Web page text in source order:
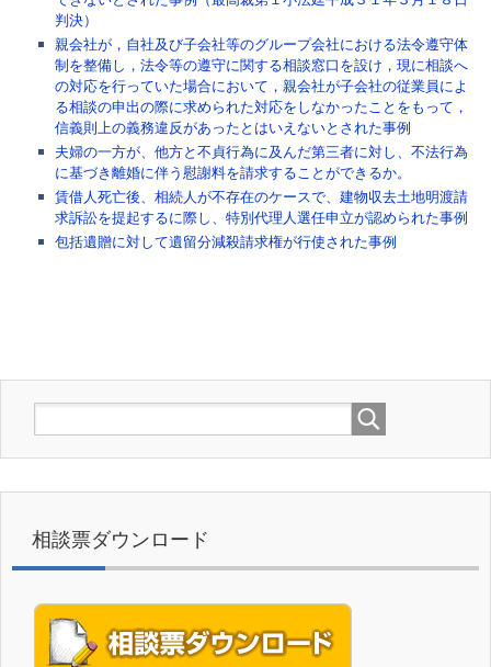
判決）
親会社が，自社及び子会社等のグループ会社における法令遵守体
制を整備し，法令等の遵守に関する相談窓口を設け，現に相談へ
の対応を行っていた場合において，親会社が子会社の従業員によ
る相談の申出の際に求められた対応をしなかったことをもって，
信義則上の義務違反があったとはいえないとされた事例
夫婦の一方が、他方と不貞行為に及んだ第三者に対し、不法行為
に基づき離婚に伴う慰謝料を請求することができるか。
賃借人死亡後、相続人が不存在のケースで、建物収去土地明渡請
求訴訟を提起するに際し、特別代理人選任申立が認められた事例
包括遺贈に対して遺留分減殺請求権が行使された事例
相談票ダウンロード